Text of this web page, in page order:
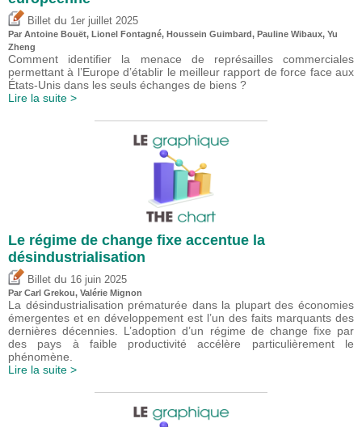
Billet du 1er juillet 2025
Par Antoine Bouët, Lionel Fontagné, Houssein Guimbard, Pauline Wibaux, Yu
Zheng
Comment identifier la menace de représailles commerciales
permettant à l’Europe d’établir le meilleur rapport de force face aux
États-Unis dans les seuls échanges de biens ?
Lire la suite >
Le régime de change fixe accentue la
désindustrialisation
Billet du 16 juin 2025
Par Carl Grekou, Valérie Mignon
La désindustrialisation prématurée dans la plupart des économies
émergentes et en développement est l’un des faits marquants des
dernières décennies. L’adoption d’un régime de change fixe par
des pays à faible productivité accélère particulièrement le
phénomène.
Lire la suite >